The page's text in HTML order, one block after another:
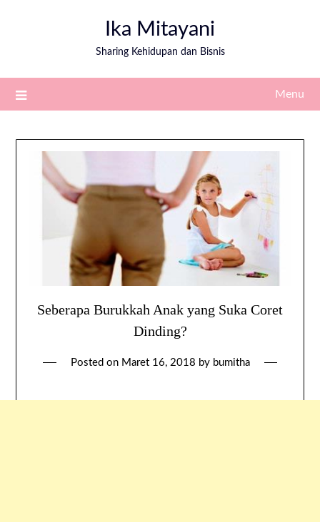
Ika Mitayani
Sharing Kehidupan dan Bisnis
Menu
Seberapa Burukkah Anak yang Suka Coret
Dinding?
Posted on Maret 16, 2018 by bumitha